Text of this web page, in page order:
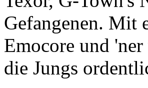
Gefangenen. Mit
Emocore und
die Jungs